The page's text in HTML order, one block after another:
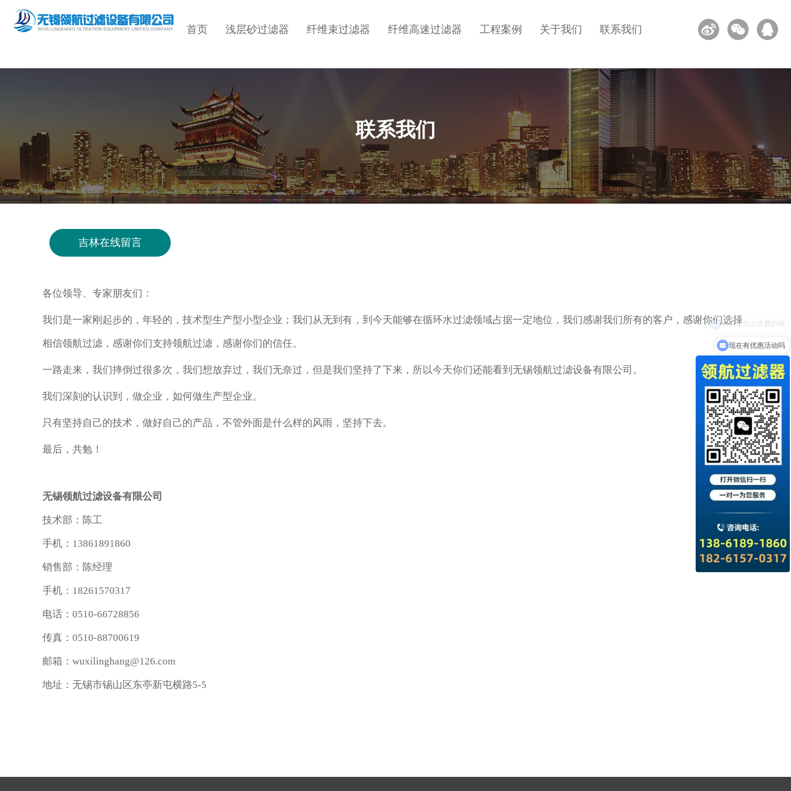
联系我们
关于我们
工程案例
纤维高速过滤器
纤维束过滤器
浅层砂过滤器
首页
联系我们
吉林在线留言
各位领导、专家朋友们：
我们是一家刚起步的，年轻的，技术型生产型小型企业；我们从无到有，到今天能够在循环水过滤领域占据一定地位，我们感谢我们所有的客户，感谢你们选择
相信领航过滤，感谢你们支持领航过滤，感谢你们的信任。
一路走来，我们摔倒过很多次，我们想放弃过，我们无奈过，但是我们坚持了下来，所以今天你们还能看到无锡领航过滤设备有限公司。
我们深刻的认识到，做企业，如何做生产型企业。
只有坚持自己的技术，做好自己的产品，不管外面是什么样的风雨，坚持下去。
最后，共勉！
无锡领航过滤设备有限公司
技术部：陈工
手机：13861891860
销售部：陈经理
手机：18261570317
电话：0510-66728856
传真：0510-88700619
邮箱：wuxilinghang@126.com
地址：无锡市锡山区东亭新屯横路5-5
现在有优惠活动吗